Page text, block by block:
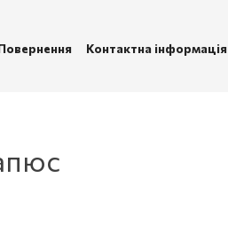
Контактна інформація